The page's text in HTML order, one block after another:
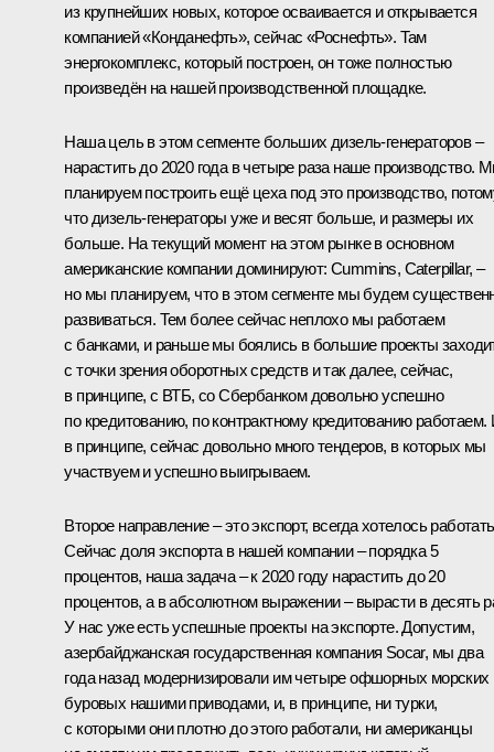
из крупнейших новых, которое осваивается и открывается
компанией «Конданефть», сейчас «Роснефть». Там
энергокомплекс, который построен, он тоже полностью
произведён на нашей производственной площадке.
Наша цель в этом сегменте больших дизель-генераторов –
нарастить до 2020 года в четыре раза наше производство.
планируем построить ещё цеха под это производство,
что дизель-генераторы уже и весят больше, и размеры их
больше. На текущий момент на этом рынке в основном
американские компании доминируют: Cummins, Caterpillar, –
но мы планируем, что в этом сегменте мы будем
развиваться. Тем более сейчас неплохо мы работаем
с банками, и раньше мы боялись в большие проекты
с точки зрения оборотных средств и так далее, сейчас,
в принципе, с ВТБ, со Сбербанком довольно успешно
по кредитованию, по контрактному кредитованию работаем.
в принципе, сейчас довольно много тендеров, в которых мы
участвуем и успешно выигрываем.
Второе направление – это экспорт, всегда хотелось
Сейчас доля экспорта в нашей компании – порядка 5
процентов, наша задача – к 2020 году нарастить до 20
процентов, а в абсолютном выражении – вырасти в десять
У нас уже есть успешные проекты на экспорте. Допустим,
азербайджанская государственная компания Socar, мы два
года назад модернизировали им четыре офшорных морских
буровых нашими приводами, и, в принципе, ни турки,
с которыми они плотно до этого работали, ни американцы